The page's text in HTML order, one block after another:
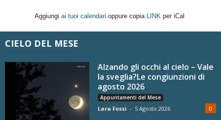
Aggiungi ai tuoi calendari oppure copia LINK per iCal
CIELO DEL MESE
Alzando gli occhi al cielo – Vale
la sveglia?Le congiunzioni di
agosto 2026
Appuntamenti del Mese
Lara Fossi - 5 Agosto 2026 0